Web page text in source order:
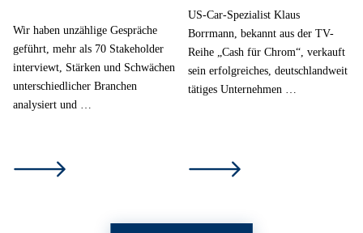
Wir haben unzählige Gespräche
geführt, mehr als 70 Stakeholder
interviewt, Stärken und Schwächen
unterschiedlicher Branchen
analysiert und …
US-Car-Spezialist Klaus
Borrmann, bekannt aus der TV-
Reihe „Cash für Chrom“, verkauft
sein erfolgreiches, deutschlandweit
tätiges Unternehmen …